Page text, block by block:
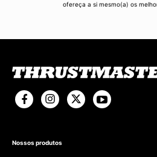
ofereça a si mesmo(a) os
Nossos produtos